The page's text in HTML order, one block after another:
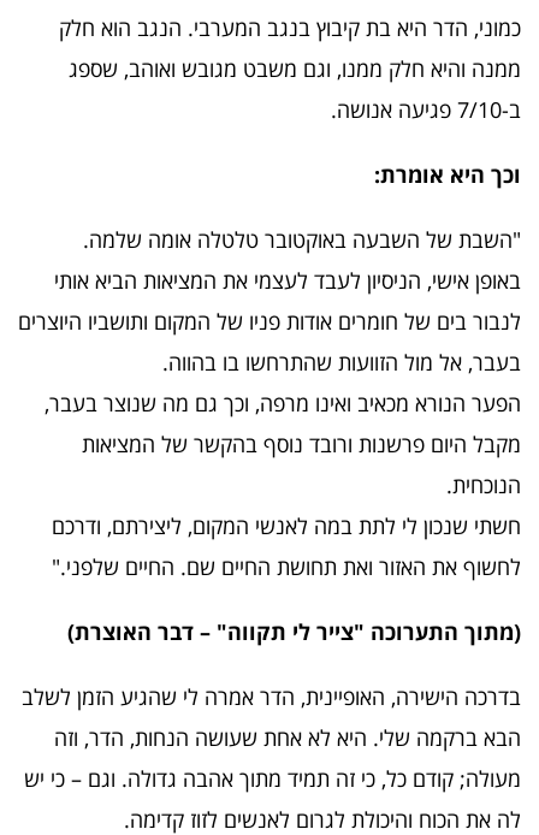
כמוני, הדר היא בת קיבוץ בנגב המערבי. הנגב הוא חלק
ממנה והיא חלק ממנו, וגם משבט מגובש ואוהב, שספג
ב-7/10 פגיעה אנושה.
וכך היא אומרת:
"השבת של השבעה באוקטובר טלטלה אומה שלמה.
באופן אישי, הניסיון לעבד לעצמי את המציאות הביא אותי
לנבור בים של חומרים אודות פניו של המקום ותושביו היוצרים
בעבר, אל מול הזוועות שהתרחשו בו בהווה.
הפער הנורא מכאיב ואינו מרפה, וכך גם מה שנוצר בעבר,
מקבל היום פרשנות ורובד נוסף בהקשר של המציאות
הנוכחית.
חשתי שנכון לי לתת במה לאנשי המקום, ליצירתם, ודרכם
לחשוף את האזור ואת תחושת החיים שם. החיים שלפני."
(מתוך התערוכה "צייר לי תקווה" – דבר האוצרת)
בדרכה הישירה, האופיינית, הדר אמרה לי שהגיע הזמן לשלב
הבא ברקמה שלי. היא לא אחת שעושה הנחות, הדר, וזה
מעולה; קודם כל, כי זה תמיד מתוך אהבה גדולה. וגם – כי יש
לה את הכוח והיכולת לגרום לאנשים לזוז קדימה.